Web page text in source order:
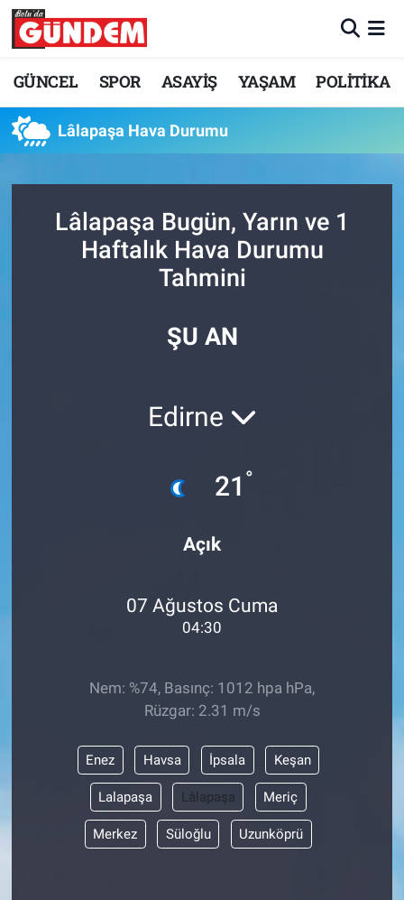
GÜNCEL SPOR ASAYİŞ YAŞAM POLİTİKA
Lâlapaşa Hava Durumu
Lâlapaşa Bugün, Yarın ve 1
Haftalık Hava Durumu
Tahmini
ŞU AN
Edirne
21 °
Açık
07 Ağustos Cuma
04:30
Nem: %74, Basınç: 1012 hpa hPa,
Rüzgar: 2.31 m/s
Enez Havsa İpsala Keşan
Lalapaşa Lâlapaşa Meriç
Merkez Süloğlu Uzunköprü
Merkez Nöbetçi Eczaneler
Süper Lig Puan Durumu ve Fikstür
Tüm Manşetler